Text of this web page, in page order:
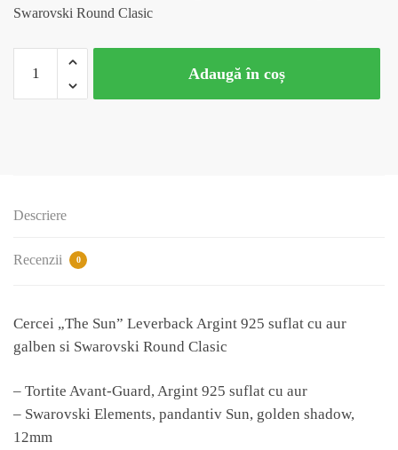
Swarovski Round Clasic
Cercei
"The
suflat
Clasic
Adaugă în coș
Descriere
Recenzii 0
Cercei „The Sun” Leverback Argint 925 suflat cu aur
galben si Swarovski Round Clasic
– Tortite Avant-Guard, Argint 925 suflat cu aur
– Swarovski Elements, pandantiv Sun, golden shadow,
12mm